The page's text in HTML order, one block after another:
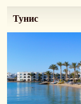
Тунис